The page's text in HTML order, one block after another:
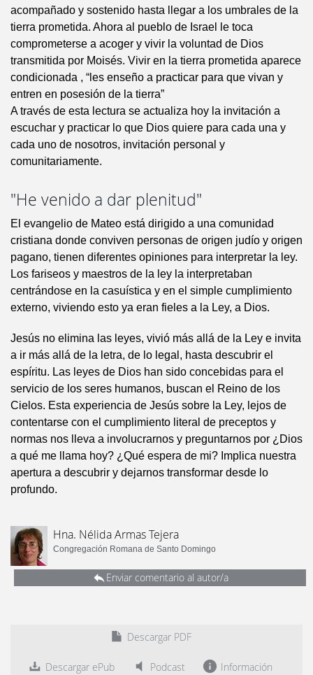
acompañado y sostenido hasta llegar a los umbrales de la
tierra prometida. Ahora al pueblo de Israel le toca
comprometerse a acoger y vivir la voluntad de Dios
transmitida por Moisés. Vivir en la tierra prometida aparece
condicionada , “les enseño a practicar para que vivan y
entren en posesión de la tierra”
A través de esta lectura se actualiza hoy la invitación a
escuchar y practicar lo que Dios quiere para cada una y
cada uno de nosotros, invitación personal y
comunitariamente.
"He venido a dar plenitud"
El evangelio de Mateo está dirigido a una comunidad
cristiana donde conviven personas de origen judío y origen
pagano, tienen diferentes opiniones para interpretar la ley.
Los fariseos y maestros de la ley la interpretaban
centrándose en la casuística y en el simple cumplimiento
externo, viviendo esto ya eran fieles a la Ley, a Dios.
Jesús no elimina las leyes, vivió más allá de la Ley e invita
a ir más allá de la letra, de lo legal, hasta descubrir el
espíritu. Las leyes de Dios han sido concebidas para el
servicio de los seres humanos, buscan el Reino de los
Cielos. Esta experiencia de Jesús sobre la Ley, lejos de
contentarse con el cumplimiento literal de preceptos y
normas nos lleva a involucrarnos y preguntarnos por ¿Dios
a qué me llama hoy? ¿Qué espera de mi? Implica nuestra
apertura a descubrir y dejarnos transformar desde lo
profundo.
Hna. Nélida Armas Tejera
Congregación Romana de Santo Domingo
Enviar comentario al autor/a
Descargar PDF
Descargar ePub Podcast Información